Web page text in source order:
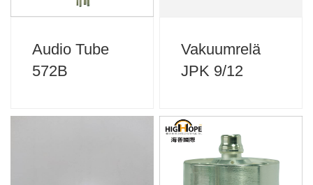
Audio Tube
572B
Vakuumrelä
JPK 9/12